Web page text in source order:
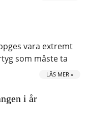
vara extremt
som måste ta
LÄS MER »
i år